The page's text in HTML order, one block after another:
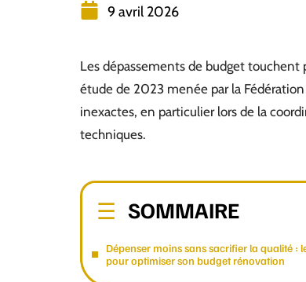
9 avril 2026
Les dépassements de budget
étude de 2023 menée par la
inexactes, en particulier lors de la
techniques.
SOMMAIRE
Dépenser moins sans sacrifier la qualité :
pour optimiser son budget rénovation